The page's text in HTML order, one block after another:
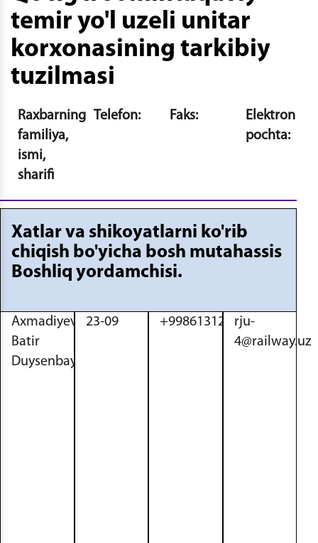
temir yo'l uzeli unitar
korxonasining tarkibiy
tuzilmasi
Raxbarning
familiya,
ismi,
sharifi
Telefon: Faks:
Elektron
pochta:
Xatlar va shikoyatlarni ko'rib
chiqish bo'yicha bosh mutahassis
Boshliq yordamchisi.
Axmadiyev
Batir
Duysenbayevich
23-09 +998613122943
rju-
4@railway.uz